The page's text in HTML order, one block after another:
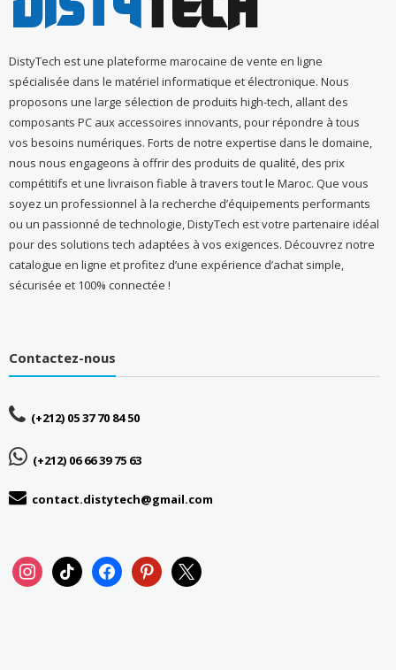
DistyTech est une plateforme marocaine de vente en ligne
spécialisée dans le matériel informatique et électronique. Nous
proposons une large sélection de produits high-tech, allant des
composants PC aux accessoires innovants, pour répondre à tous
vos besoins numériques. Forts de notre expertise dans le domaine,
nous nous engageons à offrir des produits de qualité, des prix
compétitifs et une livraison fiable à travers tout le Maroc. Que vous
soyez un professionnel à la recherche d’équipements performants
ou un passionné de technologie, DistyTech est votre partenaire idéal
pour des solutions tech adaptées à vos exigences. Découvrez notre
catalogue en ligne et profitez d’une expérience d’achat simple,
sécurisée et 100% connectée !
Contactez-nous
(+212) 05 37 70 84 50
(+212) 06 66 39 75 63
contact.distytech@gmail.com
instagramtiktok facebookpinterest
x